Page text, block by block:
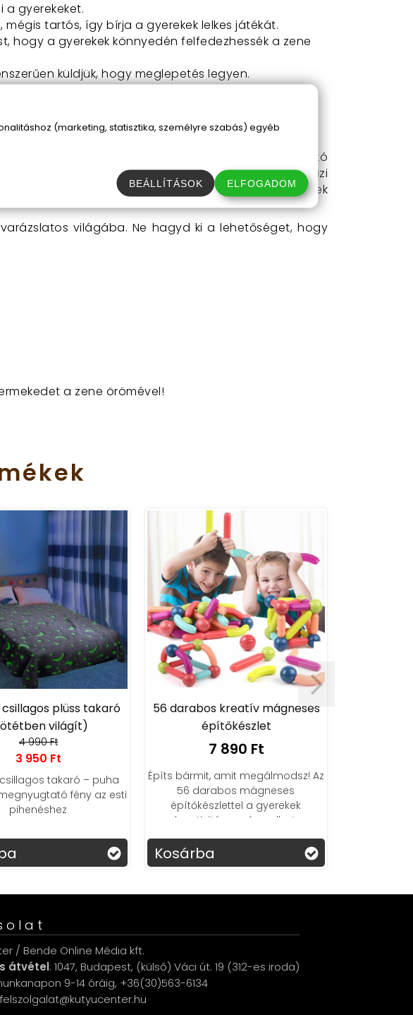
a gyerekeket.
tartós, így bírja a gyerekek lelkes játékát.
hogy a gyerekek könnyedén felfedezhessék a zene
küldjük, hogy meglepetés legyen.
így bárhol használható.
be a 3 db AA elemet a gitár hátulján található
miközben a gitár fényei ritmusra villognak, igazi
vagy baráti összejövetelekhez, ahol a gyerekek
világába. Ne hagyd ki a lehetőséget, hogy
a zene örömével!
plüss takaró
világít)
4 990 Ft
3 950 Ft
takaró – puha
fény az esti
pihenéshez
56 darabos kreatív mágneses
építőkészlet
7 890 Ft
Építs bármit, amit megálmodsz! Az
56 darabos mágneses
építőkészlettel a gyerekek
kreativitása szárnyalhat.
Kosárba
/ Bende Online Média kft.
átvétel: 1047, Budapest, (külső) Váci út. 19 (312-es iroda)
9-14 óráig, +36(30)563-6134
(marketing, statisztika, személyre szabás) egyéb
BEÁLLÍTÁSOK ELFOGADOM